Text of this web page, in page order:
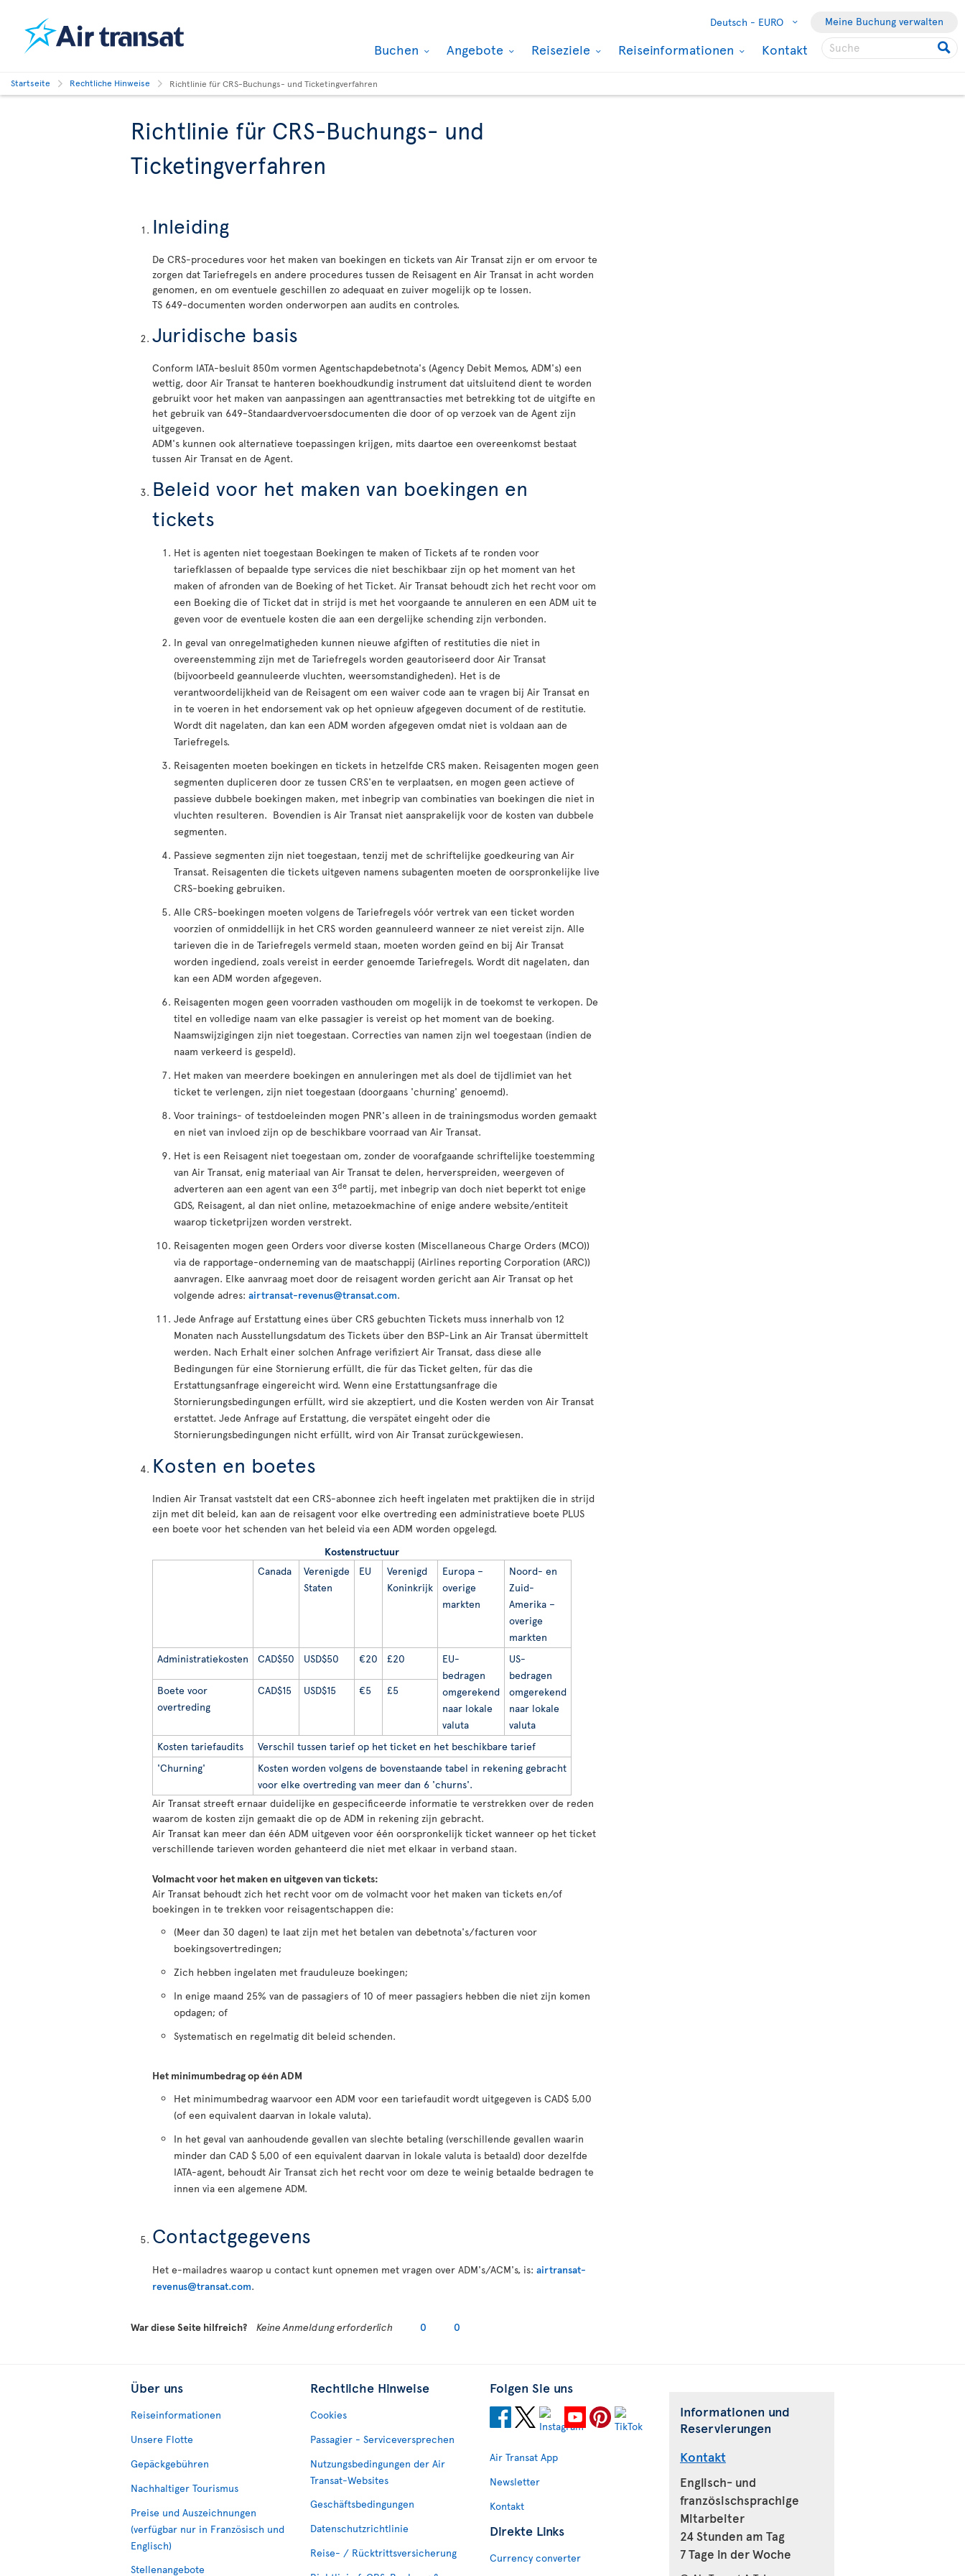
Deutsch - EURO Meine Buchung verwalten
Buchen Angebote Reiseziele Reiseinformationen Kontakt
Startseite Rechtliche Hinweise Richtlinie für CRS-Buchungs- und Ticketingverfahren
Richtlinie für CRS-Buchungs- und
Ticketingverfahren
Inleiding
De CRS-procedures voor het maken van boekingen en tickets van Air Transat zijn er om ervoor te
zorgen dat Tariefregels en andere procedures tussen de Reisagent en Air Transat in acht worden
genomen, en om eventuele geschillen zo adequaat en zuiver mogelijk op te lossen.
TS 649-documenten worden onderworpen aan audits en controles.
Juridische basis
Conform IATA-besluit 850m vormen Agentschapdebetnota's (Agency Debit Memos, ADM's) een
wettig, door Air Transat te hanteren boekhoudkundig instrument dat uitsluitend dient te worden
gebruikt voor het maken van aanpassingen aan agenttransacties met betrekking tot de uitgifte en
het gebruik van 649-Standaardvervoersdocumenten die door of op verzoek van de Agent zijn
uitgegeven.
ADM's kunnen ook alternatieve toepassingen krijgen, mits daartoe een overeenkomst bestaat
tussen Air Transat en de Agent.
Beleid voor het maken van boekingen en
tickets
Het is agenten niet toegestaan Boekingen te maken of Tickets af te ronden voor
tariefklassen of bepaalde type services die niet beschikbaar zijn op het moment van het
maken of afronden van de Boeking of het Ticket. Air Transat behoudt zich het recht voor om
een Boeking die of Ticket dat in strijd is met het voorgaande te annuleren en een ADM uit te
geven voor de eventuele kosten die aan een dergelijke schending zijn verbonden.
In geval van onregelmatigheden kunnen nieuwe afgiften of restituties die niet in
overeenstemming zijn met de Tariefregels worden geautoriseerd door Air Transat
(bijvoorbeeld geannuleerde vluchten, weersomstandigheden). Het is de
verantwoordelijkheid van de Reisagent om een waiver code aan te vragen bij Air Transat en
in te voeren in het endorsement vak op het opnieuw afgegeven document of de restitutie.
Wordt dit nagelaten, dan kan een ADM worden afgegeven omdat niet is voldaan aan de
Tariefregels.
Reisagenten moeten boekingen en tickets in hetzelfde CRS maken. Reisagenten mogen geen
segmenten dupliceren door ze tussen CRS'en te verplaatsen, en mogen geen actieve of
passieve dubbele boekingen maken, met inbegrip van combinaties van boekingen die niet in
vluchten resulteren. Bovendien is Air Transat niet aansprakelijk voor de kosten van dubbele
segmenten.
Passieve segmenten zijn niet toegestaan, tenzij met de schriftelijke goedkeuring van Air
Transat. Reisagenten die tickets uitgeven namens subagenten moeten de oorspronkelijke live
CRS-boeking gebruiken.
Alle CRS-boekingen moeten volgens de Tariefregels vóór vertrek van een ticket worden
voorzien of onmiddellijk in het CRS worden geannuleerd wanneer ze niet vereist zijn. Alle
tarieven die in de Tariefregels vermeld staan, moeten worden geïnd en bij Air Transat
worden ingediend, zoals vereist in eerder genoemde Tariefregels. Wordt dit nagelaten, dan
kan een ADM worden afgegeven.
Reisagenten mogen geen voorraden vasthouden om mogelijk in de toekomst te verkopen. De
titel en volledige naam van elke passagier is vereist op het moment van de boeking.
Naamswijzigingen zijn niet toegestaan. Correcties van namen zijn wel toegestaan (indien de
naam verkeerd is gespeld).
Het maken van meerdere boekingen en annuleringen met als doel de tijdlimiet van het
ticket te verlengen, zijn niet toegestaan (doorgaans 'churning' genoemd).
Voor trainings- of testdoeleinden mogen PNR's alleen in de trainingsmodus worden gemaakt
en niet van invloed zijn op de beschikbare voorraad van Air Transat.
Het is een Reisagent niet toegestaan om, zonder de voorafgaande schriftelijke toestemming
van Air Transat, enig materiaal van Air Transat te delen, herverspreiden, weergeven of
adverteren aan een agent van een 3de partij, met inbegrip van doch niet beperkt tot enige
GDS, Reisagent, al dan niet online, metazoekmachine of enige andere website/entiteit
waarop ticketprijzen worden verstrekt.
Reisagenten mogen geen Orders voor diverse kosten (Miscellaneous Charge Orders (MCO))
via de rapportage-onderneming van de maatschappij (Airlines reporting Corporation (ARC))
aanvragen. Elke aanvraag moet door de reisagent worden gericht aan Air Transat op het
volgende adres: airtransat-revenus@transat.com.
Jede Anfrage auf Erstattung eines über CRS gebuchten Tickets muss innerhalb von 12
Monaten nach Ausstellungsdatum des Tickets über den BSP-Link an Air Transat übermittelt
werden. Nach Erhalt einer solchen Anfrage verifiziert Air Transat, dass diese alle
Bedingungen für eine Stornierung erfüllt, die für das Ticket gelten, für das die
Erstattungsanfrage eingereicht wird. Wenn eine Erstattungsanfrage die
Stornierungsbedingungen erfüllt, wird sie akzeptiert, und die Kosten werden von Air Transat
erstattet. Jede Anfrage auf Erstattung, die verspätet eingeht oder die
Stornierungsbedingungen nicht erfüllt, wird von Air Transat zurückgewiesen.
Kosten en boetes
Indien Air Transat vaststelt dat een CRS-abonnee zich heeft ingelaten met praktijken die in strijd
zijn met dit beleid, kan aan de reisagent voor elke overtreding een administratieve boete PLUS
een boete voor het schenden van het beleid via een ADM worden opgelegd.
Kostenstructuur
Canada
Verenigde
Staten
EU
Verenigd
Koninkrijk
Europa –
overige
markten
Noord- en
Zuid-
Amerika –
overige
markten
Administratiekosten
CAD$50 USD$50 €20 £20
EU-
bedragen
omgerekend
naar lokale
valuta
US-
bedragen
omgerekend
naar lokale
valuta
Boete voor
overtreding
CAD$15 USD$15 €5 £5
Kosten tariefaudits
Verschil tussen tarief op het ticket en het beschikbare tarief
'Churning'
Kosten worden volgens de bovenstaande tabel in rekening gebracht
voor elke overtreding van meer dan 6 'churns'.
Air Transat streeft ernaar duidelijke en gespecificeerde informatie te verstrekken over de reden
waarom de kosten zijn gemaakt die op de ADM in rekening zijn gebracht.
Air Transat kan meer dan één ADM uitgeven voor één oorspronkelijk ticket wanneer op het ticket
verschillende tarieven worden gehanteerd die niet met elkaar in verband staan.
Volmacht voor het maken en uitgeven van tickets:
Air Transat behoudt zich het recht voor om de volmacht voor het maken van tickets en/of
boekingen in te trekken voor reisagentschappen die:
(Meer dan 30 dagen) te laat zijn met het betalen van debetnota's/facturen voor
boekingsovertredingen;
Zich hebben ingelaten met frauduleuze boekingen;
In enige maand 25% van de passagiers of 10 of meer passagiers hebben die niet zijn komen
opdagen; of
Systematisch en regelmatig dit beleid schenden.
Het minimumbedrag op één ADM
Het minimumbedrag waarvoor een ADM voor een tariefaudit wordt uitgegeven is CAD$ 5,00
(of een equivalent daarvan in lokale valuta).
In het geval van aanhoudende gevallen van slechte betaling (verschillende gevallen waarin
minder dan CAD $ 5,00 of een equivalent daarvan in lokale valuta is betaald) door dezelfde
IATA-agent, behoudt Air Transat zich het recht voor om deze te weinig betaalde bedragen te
innen via een algemene ADM.
Contactgegevens
Het e-mailadres waarop u contact kunt opnemen met vragen over ADM's/ACM's, is: airtransat-
revenus@transat.com.
War diese Seite hilfreich? Keine Anmeldung erforderlich 0 0
Über uns
Reiseinformationen
Unsere Flotte
Gepäckgebühren
Nachhaltiger Tourismus
Preise und Auszeichnungen
(verfügbar nur in Französisch und
Englisch)
Stellenangebote
Rechtliche Hinweise
Cookies
Passagier - Serviceversprechen
Nutzungsbedingungen der Air
Transat-Websites
Geschäftsbedingungen
Datenschutzrichtlinie
Reise- / Rücktrittsversicherung
Folgen Sie uns
Air Transat App
Newsletter
Kontakt
Direkte Links
Currency converter
Informationen und
Reservierungen
Kontakt
Englisch- und
französischsprachige
Mitarbeiter
24 Stunden am Tag
7 Tage in der Woche